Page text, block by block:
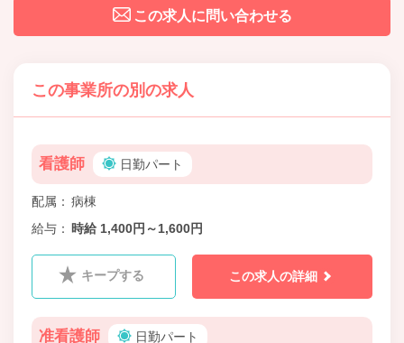
この求人に問い合わせる
この事業所の別の求人
看護師 日勤パート
配属
病棟
給与
時給 1,400円～1,600円
キープする この求人の詳細
准看護師 日勤パート